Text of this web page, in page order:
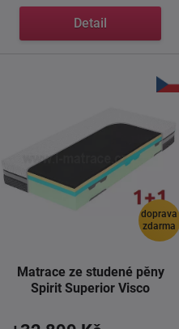
Detail
doprava
zdarma
Matrace ze studené pěny
Spirit Superior Visco